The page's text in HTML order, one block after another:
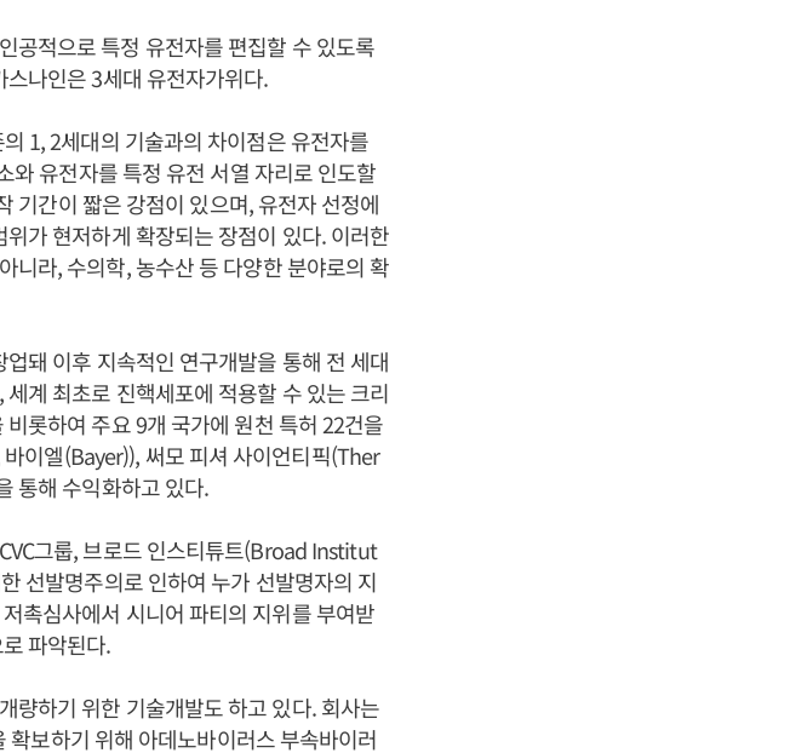
공적으로 특정 유전자를 편집할 수 있도록
나인은 3세대 유전자가위다.
1, 2세대의 기술과의 차이점은 유전자를
와 유전자를 특정 유전 서열 자리로 인도할
기간이 짧은 강점이 있으며, 유전자 선정에
가 현저하게 확장되는 장점이 있다. 이러한
니라, 수의학, 농수산 등 다양한 분야로의 확
돼 이후 지속적인 연구개발을 통해 전 세대
계 최초로 진핵세포에 적용할 수 있는 크리
롯하여 주요 9개 국가에 원천 특허 22건을
이엘(Bayer)), 써모 피셔 사이언티픽(Ther
통해 수익화하고 있다.
그룹, 브로드 인스티튜트(Broad Institut
선발명주의로 인하여 누가 선발명자의 지
촉심사에서 시니어 파티의 지위를 부여받
파악된다.
량하기 위한 기술개발도 하고 있다. 회사는
보하기 위해 아데노바이러스 부속바이러